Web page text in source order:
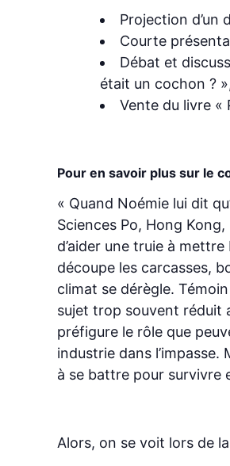
Projection d’un
Courte
Débat et
était un cochon ?
Vente du livre «
Pour en savoir plus sur le
« Quand Noémie lui dit
Sciences Po, Hong
d’aider une truie à
découpe les carcasses,
climat se dérègle.
sujet trop souvent réduit
préfigure le rôle que
industrie dans
à se battre pour survivre
Alors, on se voit lors de